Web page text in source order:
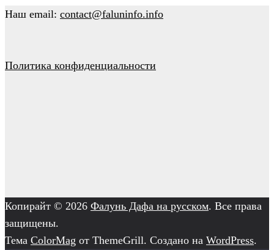
Наш email: contact@faluninfo.info
Политика конфиденциальности
Копирайт © 2026 Фалунь Дафа на русском. Все права
защищены.
Тема ColorMag от ThemeGrill. Создано на WordPress.